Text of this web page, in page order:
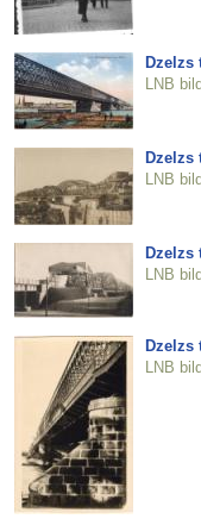
Dzelzs
LNB
Dzelzs
LNB
Dzelzs
LNB
Dzelzs
LNB